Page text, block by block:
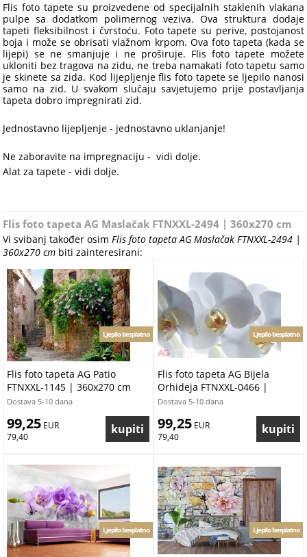
Flis foto tapete su proizvedene od specijalnih staklenih vlakana
pulpe sa dodatkom polimernog veziva. Ova struktura dodaje
tapeti fleksibilnost i čvrstoću. Foto tapete su perive, postojanost
boja i može se obrisati vlažnom krpom. Ova foto tapeta (kada se
lijepi) se ne smanjuje i ne proširuje. Flis foto tapete možete
ukloniti bez tragova na zidu, ne treba namakati foto tapetu samo
je skinete sa zida. Kod lijepljenje flis foto tapete se ljepilo nanosi
samo na zid. U svakom slučaju savjetujemo prije postavljanja
tapeta dobro impregnirati zid.
Jednostavno lijepljenje - jednostavno uklanjanje!
Ne zaboravite na impregnaciju - vidi dolje.
Alat za tapete - vidi dolje.
Flis foto tapeta AG Maslačak FTNXXL-2494 | 360x270 cm
Vi svibanj također osimFlis foto tapeta AG Maslačak FTNXXL-2494 |
360x270 cm biti zainteresirani:
Flis foto tapeta AG Patio
FTNXXL-1145 | 360x270 cm
Ljepilo besplatno
Dostava 5-10 dana
99,25 EUR
79,40
Flis foto tapeta AG Bijela
Orhideja FTNXXL-0466 |
360x270 cm
Ljepilo besplatno
Dostava 5-10 dana
99,25 EUR
79,40
Ljepilo besplatno Ljepilo besplatno